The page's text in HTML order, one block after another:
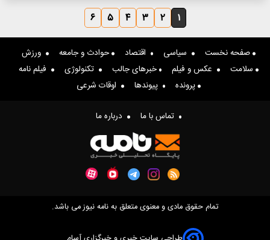
۱ ۲ ۳ ۴ ۵ ۶
صفحه نخست سیاسی اقتصاد حوادث و جامعه
ورزش
سلامت
عکس و فیلم خبرهای جالب تکنولوژی
فیلم نامه
پرونده
پیوندها اوقات شرعی
تماس با ما درباره ما
تمام حقوق مادی و معنوی متعلق به نامه نیوز می باشد.